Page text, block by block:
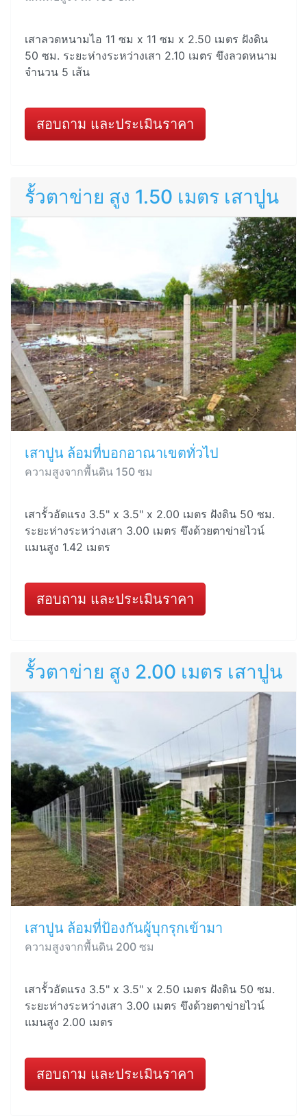
เสาลวดหนามไอ 11 ซม x 11 ซม x 2.50 เมตร ฝังดิน
50 ซม. ระยะห่างระหว่างเสา 2.10 เมตร ขึงลวดหนาม
จำนวน 5 เส้น
สอบถาม และประเมินราคา
รั้วตาข่าย สูง 1.50 เมตร เสาปูน
เสาปูน ล้อมที่บอกอาณาเขตทั่วไป
ความสูงจากพื้นดิน 150 ซม
เสารั้วอัดแรง 3.5" x 3.5" x 2.00 เมตร ฝังดิน 50 ซม.
ระยะห่างระหว่างเสา 3.00 เมตร ขึงด้วยตาข่ายไวน์
แมนสูง 1.42 เมตร
สอบถาม และประเมินราคา
รั้วตาข่าย สูง 2.00 เมตร เสาปูน
เสาปูน ล้อมที่ป้องกันผู้บุกรุกเข้ามา
ความสูงจากพื้นดิน 200 ซม
เสารั้วอัดแรง 3.5" x 3.5" x 2.50 เมตร ฝังดิน 50 ซม.
ระยะห่างระหว่างเสา 3.00 เมตร ขึงด้วยตาข่ายไวน์
แมนสูง 2.00 เมตร
สอบถาม และประเมินราคา